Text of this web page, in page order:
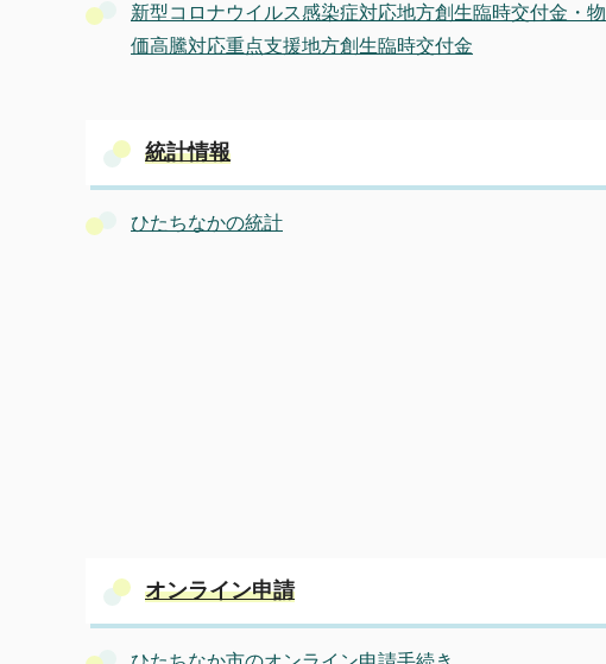
新型コロナウイルス感染症対応地方創生臨時交付金・物
価高騰対応重点支援地方創生臨時交付金
統計情報
ひたちなかの統計
オンライン申請